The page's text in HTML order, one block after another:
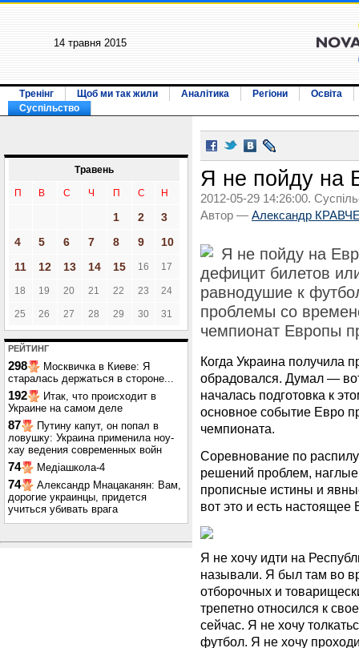
14 травня 2015
Тренінг Щоб ми так жили Аналітика Регіони
Освіта
Суспільство
Травень
П В С Ч П С Н
1 2
3
4
5 6 7 8 9
10
11
12 13 14 15 16 17
18 19 20 21 22 23 24
25 26 27 28 29 30 31
РЕЙТИНГ
298
Москвичка в Киеве: Я
старалась держаться в стороне...
192
Итак, что происходит в
Украине на самом деле
87
Путину капут, он попал в
ловушку: Украина применила ноу-
хау ведения современных войн
74 Медіашкола-4
74
Александр Мнацаканян: Вам,
дорогие украинцы, придется
учиться убивать врага
Я не пойду на
2012-05-29 14:26:00.
Автор — Александр
Я не пойду на
дефицит билетов
равнодушие к
проблемы со
чемпионат Европы
Когда Украина получила
обрадовался. Думал —
началась подготовка к
основное событие Евро
чемпионата.
Соревнование по
решений проблем,
прописные истины и
вот это и есть
Я не хочу идти на
называли. Я был там во
отборочных и
трепетно относился к
сейчас. Я не хочу
футбол. Я не хочу